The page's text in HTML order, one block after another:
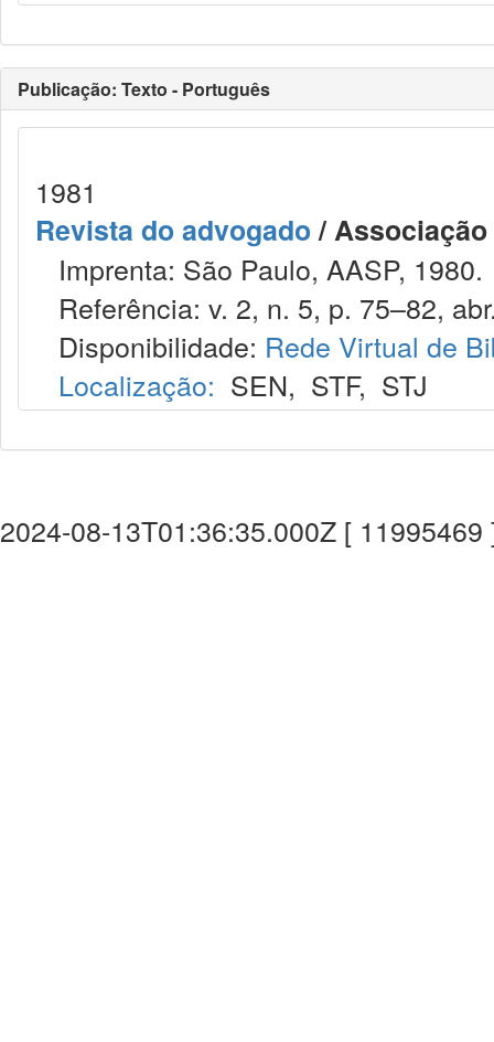
Publicação: Texto - Português
1981
Revista do advogado/
Imprenta: São Paulo, AASP, 1980.
Referência: v. 2, n. 5, p. 75–82,
Disponibilidade: Rede Virtual de
Localização: SEN, STF, STJ
2024-08-13T01:36:35.000Z [ 11995469